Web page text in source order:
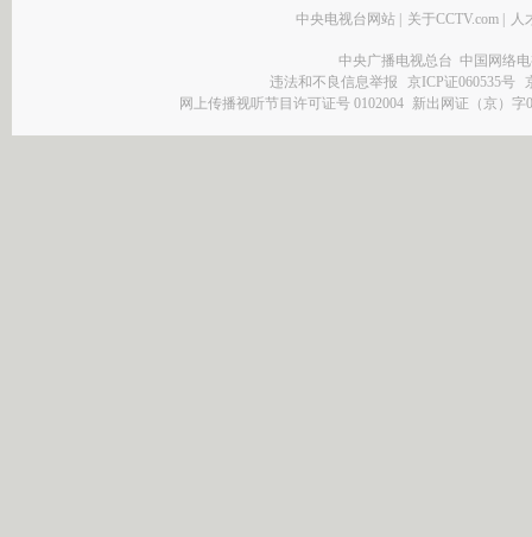
中央电视台网站 关于CCTV.com 人
中央广播电视总台 中国网络
违法和不良信息举报
京ICP证060535号
网上传播视听节目许可证号 0102004 新出网证（京）